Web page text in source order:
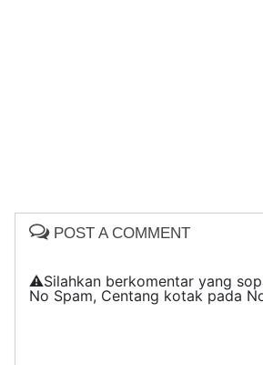
POST A COMMENT
⚠️Silahkan berkomentar yang
No Spam, Centang kotak pada